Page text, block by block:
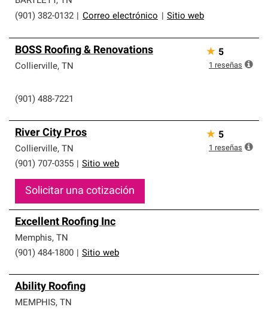
(901) 382-0132
Correo electrónico Sitio web
BOSS Roofing & Renovations
Collierville, TN
(901) 488-7221
★ 5
1 reseñas
River City Pros
Collierville, TN
(901) 707-0355
Sitio web
Solicitar una cotización
★ 5
1 reseñas
Excellent Roofing Inc
Memphis, TN
(901) 484-1800
Sitio web
Ability Roofing
MEMPHIS, TN